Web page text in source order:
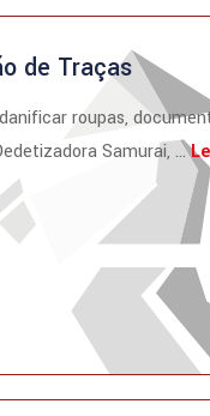
de Traças
roupas,
Samurai, ...